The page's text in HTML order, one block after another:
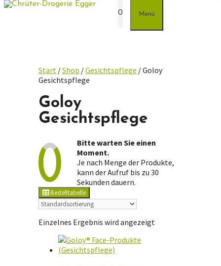
0 Menü
Start /Shop /Gesichtspflege / Goloy
Gesichtspflege
Goloy
Gesichtspflege
Bitte warten Sie einen
Moment.
Je nach Menge der Produkte,
kann der Aufruf bis zu 30
Sekunden dauern.
Bestelltabelle
Einzelnes Ergebnis wird angezeigt